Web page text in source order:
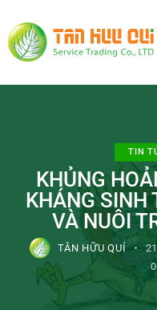
TIN
KHỦNG
KHÁNG SINH
VÀ NUÔI
TÂN HỮU QUÍ
0